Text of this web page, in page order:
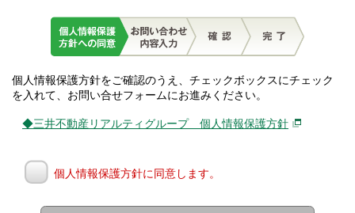
個人情報保護方針をご確認のうえ、チェックボックスにチェック
を入れて、お問い合せフォームにお進みください。
◆三井不動産リアルティグループ 個人情報保護方針
個人情報保護方針に同意します。